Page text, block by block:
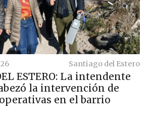
Santiago del Estero
ESTERO: La intendente
la intervención de
en el barrio